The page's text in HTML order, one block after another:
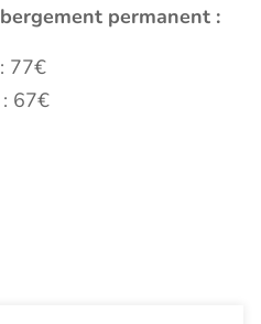
permanent :
77€
67€